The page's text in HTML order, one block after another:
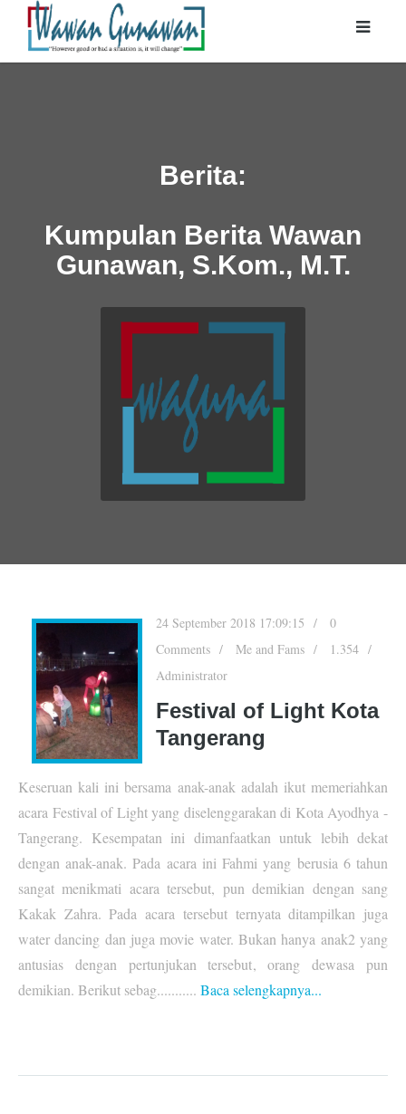
Berita:
Kumpulan Berita Wawan
Gunawan, S.Kom., M.T.
24 September 2018 17:09:15
0
Comments
Me and Fams
1.354
Administrator
Festival of Light Kota
Tangerang
Keseruan kali ini bersama anak-anak adalah ikut memeriahkan
acara Festival of Light yang diselenggarakan di Kota Ayodhya -
Tangerang. Kesempatan ini dimanfaatkan untuk lebih dekat
dengan anak-anak. Pada acara ini Fahmi yang berusia 6 tahun
sangat menikmati acara tersebut, pun demikian dengan sang
Kakak Zahra. Pada acara tersebut ternyata ditampilkan juga
water dancing dan juga movie water. Bukan hanya anak2 yang
antusias dengan pertunjukan tersebut, orang dewasa pun
demikian. Berikut sebag........... Baca selengkapnya...